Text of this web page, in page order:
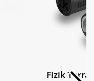
Fizik